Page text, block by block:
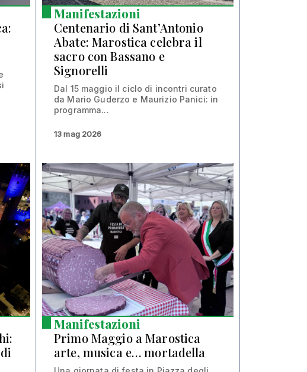
Manifestazioni
Centenario di Sant’Antonio
Abate: Marostica celebra il
sacro con Bassano e
Signorelli
Dal 15 maggio il ciclo di incontri curato
da Mario Guderzo e Maurizio Panici: in
programma...
13 mag 2026
Manifestazioni
Primo Maggio a Marostica
arte, musica e… mortadella